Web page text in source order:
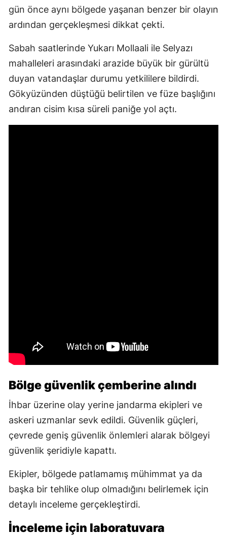
gün önce aynı bölgede yaşanan benzer bir olayın
ardından gerçekleşmesi dikkat çekti.
Sabah saatlerinde Yukarı Mollaali ile Selyazı
mahalleleri arasındaki arazide büyük bir gürültü
duyan vatandaşlar durumu yetkililere bildirdi.
Gökyüzünden düştüğü belirtilen ve füze başlığını
andıran cisim kısa süreli paniğe yol açtı.
Bölge güvenlik çemberine alındı
İhbar üzerine olay yerine jandarma ekipleri ve
askeri uzmanlar sevk edildi. Güvenlik güçleri,
çevrede geniş güvenlik önlemleri alarak bölgeyi
güvenlik şeridiyle kapattı.
Ekipler, bölgede patlamamış mühimmat ya da
başka bir tehlike olup olmadığını belirlemek için
detaylı inceleme gerçekleştirdi.
İnceleme için laboratuvara